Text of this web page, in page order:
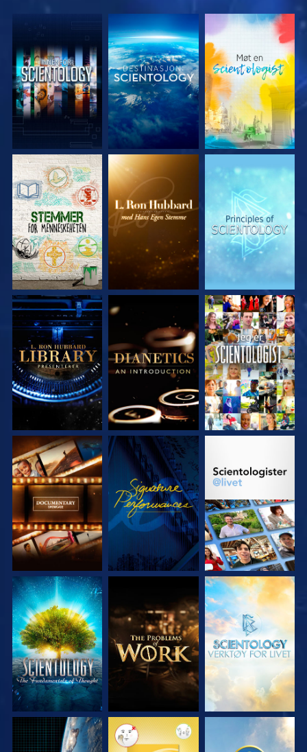
UTFORSK SERIEN UTFORSK SERIEN UTFORSK SERIEN
UTFORSK SERIEN UTFORSK SERIEN SE
UTFORSK SERIEN SE UTFORSK SERIEN
UTFORSK SERIEN UTFORSK SERIEN UTFORSK SERIEN